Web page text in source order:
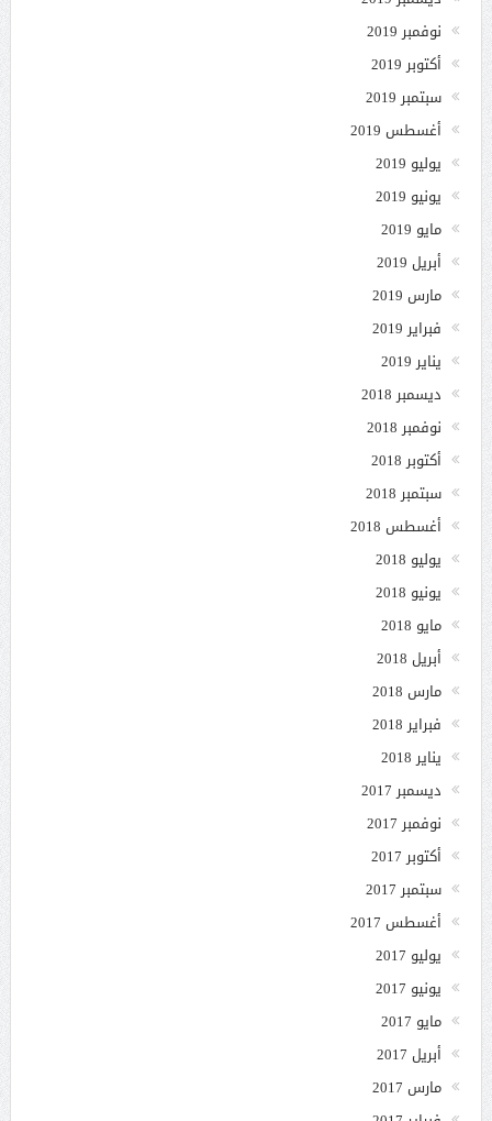
نوفمبر 2019
أكتوبر 2019
سبتمبر 2019
أغسطس 2019
يوليو 2019
يونيو 2019
مايو 2019
أبريل 2019
مارس 2019
فبراير 2019
يناير 2019
ديسمبر 2018
نوفمبر 2018
أكتوبر 2018
سبتمبر 2018
أغسطس 2018
يوليو 2018
يونيو 2018
مايو 2018
أبريل 2018
مارس 2018
فبراير 2018
يناير 2018
ديسمبر 2017
نوفمبر 2017
أكتوبر 2017
سبتمبر 2017
أغسطس 2017
يوليو 2017
يونيو 2017
مايو 2017
أبريل 2017
مارس 2017